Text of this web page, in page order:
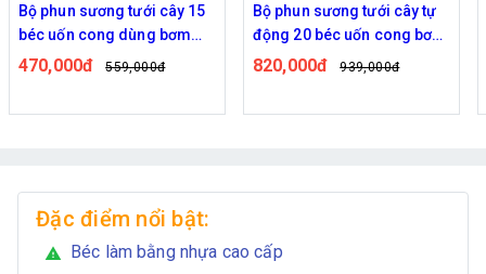
Bộ phun sương tưới cây 15
béc uốn cong dùng bơm
60w
470,000đ 559,000đ
Bộ phun sương tưới cây tự
động 20 béc uốn cong bơm
đôi 96w time
820,000đ 939,000đ
Đặc điểm nổi bật:
warning Béc làm bằng nhựa cao cấp